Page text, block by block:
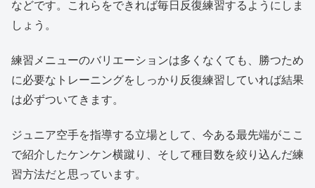
などです。これらをできれば毎日反復練習するようにしま
しょう。
練習メニューのバリエーションは多くなくても、勝つため
に必要なトレーニングをしっかり反復練習していれば結果
は必ずついてきます。
ジュニア空手を指導する立場として、今ある最先端がここ
で紹介したケンケン横蹴り、そして種目数を絞り込んだ練
習方法だと思っています。